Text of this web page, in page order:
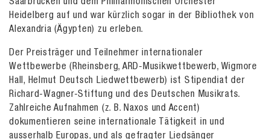
Saarbrücken und dem Philharmonischen Orchester
Heidelberg auf und war kürzlich sogar in der Bibliothek von
Alexandria (Ägypten) zu erleben.
Der Preisträger und Teilnehmer internationaler
Wettbewerbe (Rheinsberg, ARD-Musikwettbewerb, Wigmore
Hall, Helmut Deutsch Liedwettbewerb) ist Stipendiat der
Richard-Wagner-Stiftung und des Deutschen Musikrats.
Zahlreiche Aufnahmen (z. B. Naxos und Accent)
dokumentieren seine internationale Tätigkeit in und
ausserhalb Europas, und als gefragter Liedsänger